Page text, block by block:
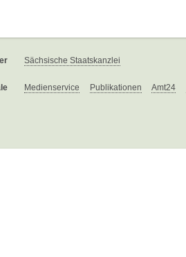
Sächsische Staatskanzlei
Medienservice Publikationen Amt24